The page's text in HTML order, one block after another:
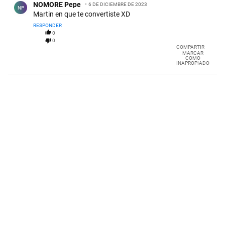
NP NOMORE Pepe 6 DE DICIEMBRE DE 2023
Martin en que te convertiste XD
RESPONDER
0
0
COMPARTIR
MARCAR
COMO
INAPROPIADO